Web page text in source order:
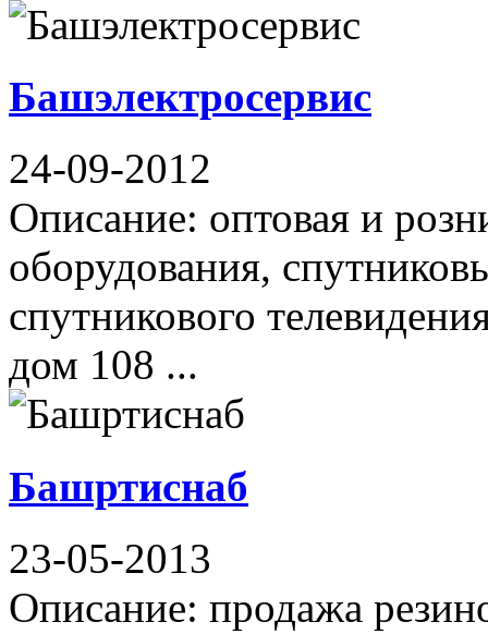
Башэлектросервис
24-09-2012
Описание: оптовая и
оборудования,
спутникового
дом 108 ...
Башртиснаб
23-05-2013
Описание: продажа